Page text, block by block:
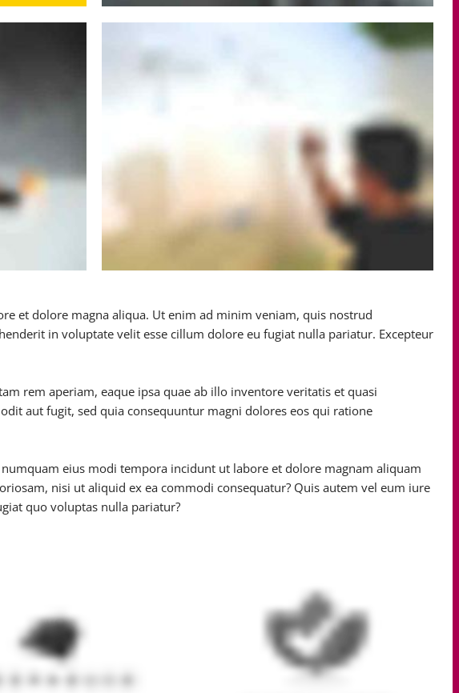
et dolore magna aliqua. Ut enim ad minim veniam, quis nostrud
in voluptate velit esse cillum dolore eu fugiat nulla pariatur. Excepteur
rem aperiam, eaque ipsa quae ab illo inventore veritatis et quasi
aut fugit, sed quia consequuntur magni dolores eos qui ratione
eius modi tempora incidunt ut labore et dolore magnam aliquam
nisi ut aliquid ex ea commodi consequatur? Quis autem vel eum iure
quo voluptas nulla pariatur?